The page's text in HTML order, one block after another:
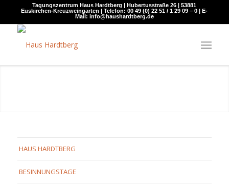
Tagungszentrum Haus Hardtberg | Hubertusstraße 26 | 53881
Euskirchen-Kreuzweingarten | Telefon: 00 49 (0) 22 51 / 1 29 09 – 0 | E-
Mail: info@haushardtberg.de
HAUS HARDTBERG
BESINNUNGSTAGE